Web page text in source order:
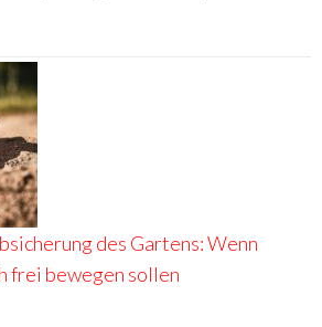
des Gartens: Wenn
frei bewegen sollen